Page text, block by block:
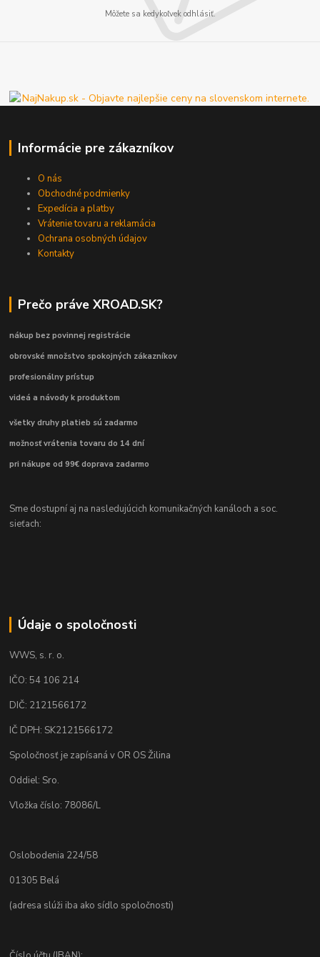
Môžete sa kedykoľvek odhlásiť.
Informácie pre zákazníkov
O nás
Obchodné podmienky
Expedícia a platby
Vrátenie tovaru a reklamácia
Ochrana osobných údajov
Kontakty
Prečo práve XROAD.SK?
nákup bez povinnej registrácie
obrovské množstvo spokojných zákazníkov
profesionálny prístup
videá a návody k produktom
všetky druhy platieb sú zadarmo
možnosť vrátenia tovaru do 14 dní
pri nákupe od 99€ doprava zadarmo
Sme dostupní aj na nasledujúcich komunikačných kanáloch a soc.
sieťach:
Údaje o spoločnosti
WWS, s. r. o.
IČO: 54 106 214
DIČ: 2121566172
IČ DPH: SK2121566172
Spoločnosť je zapísaná v OR OS Žilina
Oddiel: Sro.
Vložka číslo: 78086/L
Oslobodenia 224/58
01305 Belá
(adresa slúži iba ako sídlo spoločnosti)